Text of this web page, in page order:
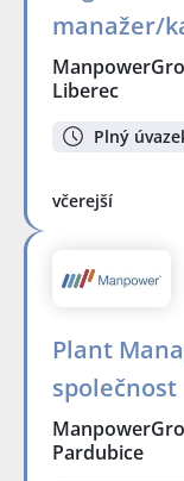
manažer/
Liberec
Plný
včerejší
Plant
společnost
Pardubice